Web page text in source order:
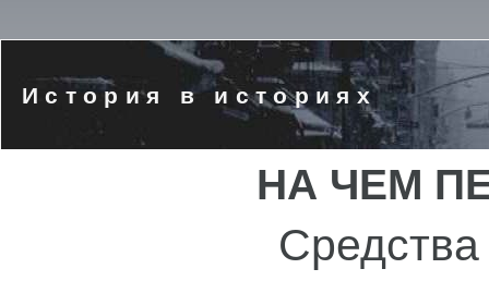
История в историях
НА ЧЕМ